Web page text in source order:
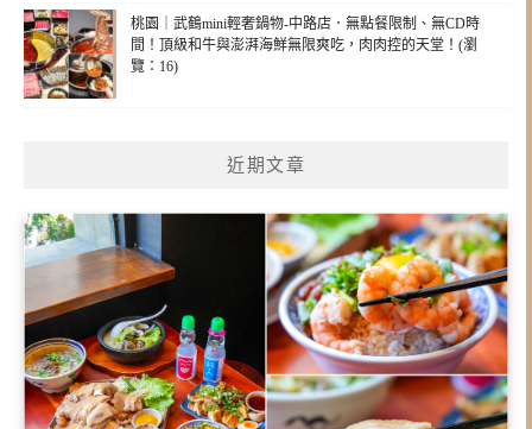
桃園｜武鶴mini輕奢鍋物-中路店．無點餐限制、無CD時
間！頂級和牛與澎湃海鮮無限爽吃，肉肉控的天堂！(瀏
覽：16)
近期文章